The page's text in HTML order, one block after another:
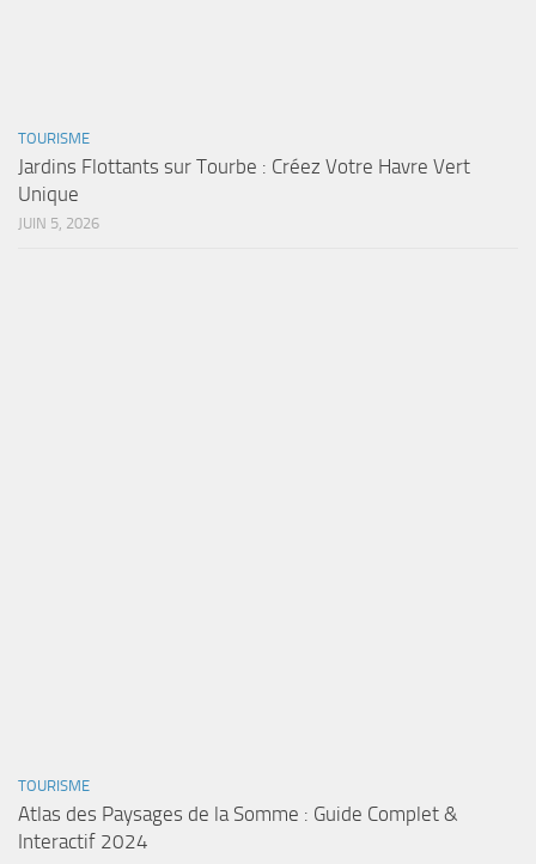
TOURISME
Jardins Flottants sur Tourbe : Créez Votre Havre Vert
Unique
JUIN 5, 2026
TOURISME
Atlas des Paysages de la Somme : Guide Complet &
Interactif 2024